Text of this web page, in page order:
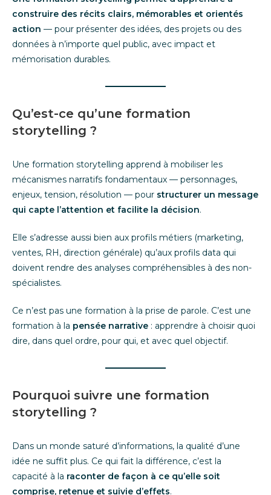
construire des récits clairs, mémorables et orientés
action — pour présenter des idées, des projets ou des
données à n’importe quel public, avec impact et
mémorisation durables.
Qu’est-ce qu’une formation
storytelling ?
Une formation storytelling apprend à mobiliser les
mécanismes narratifs fondamentaux — personnages,
enjeux, tension, résolution — pour structurer un message
qui capte l’attention et facilite la décision.
Elle s’adresse aussi bien aux profils métiers (marketing,
ventes, RH, direction générale) qu’aux profils data qui
doivent rendre des analyses compréhensibles à des non-
spécialistes.
Ce n’est pas une formation à la prise de parole. C’est une
formation à la pensée narrative : apprendre à choisir quoi
dire, dans quel ordre, pour qui, et avec quel objectif.
Pourquoi suivre une formation
storytelling ?
Dans un monde saturé d’informations, la qualité d’une
idée ne suffit plus. Ce qui fait la différence, c’est la
capacité à la raconter de façon à ce qu’elle soit
comprise, retenue et suivie d’effets.